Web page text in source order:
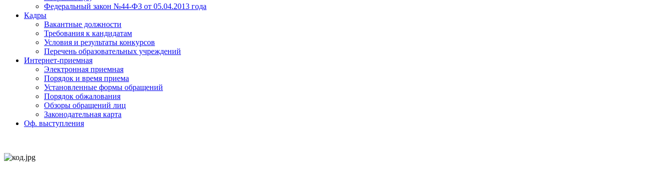
Федеральный закон №44-ФЗ от 05.04.2013 года
Кадры
Вакантные должности
Требования к кандидатам
Условия и результаты конкурсов
Перечень образовательных учреждений
Интернет-приемная
Электронная приемная
Порядок и время приема
Установленные формы обращений
Порядок обжалования
Обзоры обращений лиц
Законодательная карта
Оф. выступления